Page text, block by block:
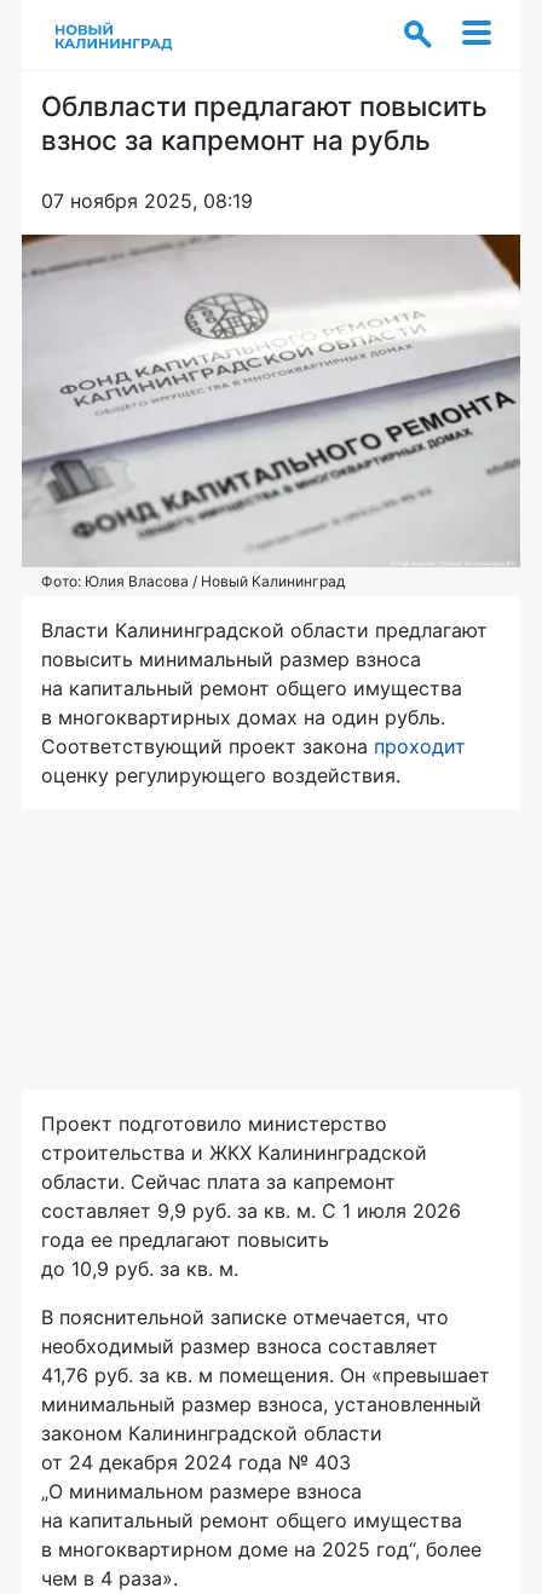
Облвласти предлагают повысить
взнос за капремонт на рубль
07 ноября 2025, 08:19
Фото: Юлия Власова / Новый Калининград
Власти Калининградской области предлагают
повысить минимальный размер взноса
на капитальный ремонт общего имущества
в многоквартирных домах на один рубль.
Соответствующий проект закона проходит
оценку регулирующего воздействия.
Проект подготовило министерство
строительства и ЖКХ Калининградской
области. Сейчас плата за капремонт
составляет 9,9 руб. за кв. м. С 1 июля 2026
года ее предлагают повысить
до 10,9 руб. за кв. м.
В пояснительной записке отмечается, что
необходимый размер взноса составляет
41,76 руб. за кв. м помещения. Он «превышает
минимальный размер взноса, установленный
законом Калининградской области
от 24 декабря 2024 года‎ № 403
„О минимальном размере взноса
на капитальный ремонт общего имущества
в многоквартирном доме на 2025 год“, более
чем в 4 раза».